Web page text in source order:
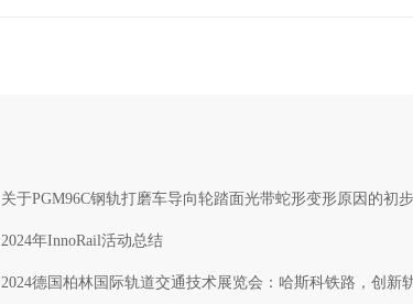
关于PGM96C钢轨打磨车导向轮踏面光带蛇形变形原因的初
2024年InnoRail活动总结
2024德国柏林国际轨道交通技术展览会：哈斯科铁路，创新